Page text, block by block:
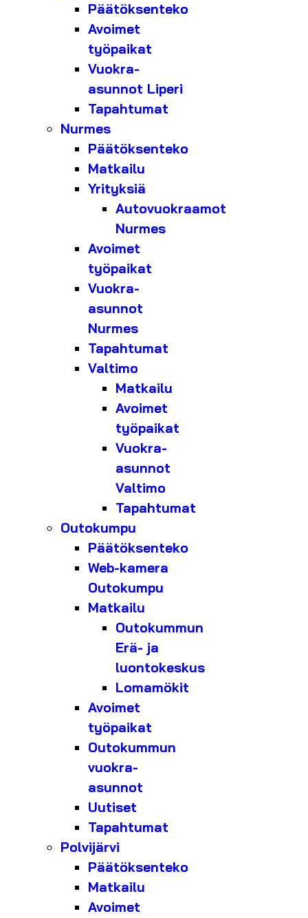
Päätöksenteko
Avoimet
työpaikat
Vuokra-
asunnot Liperi
Tapahtumat
Nurmes
Päätöksenteko
Matkailu
Yrityksiä
Autovuokraamot
Nurmes
Avoimet
työpaikat
Vuokra-
asunnot
Nurmes
Tapahtumat
Valtimo
Matkailu
Avoimet
työpaikat
Vuokra-
asunnot
Valtimo
Tapahtumat
Outokumpu
Päätöksenteko
Web-kamera
Outokumpu
Matkailu
Outokummun
Erä- ja
luontokeskus
Lomamökit
Avoimet
työpaikat
Outokummun
vuokra-
asunnot
Uutiset
Tapahtumat
Polvijärvi
Päätöksenteko
Matkailu
Avoimet